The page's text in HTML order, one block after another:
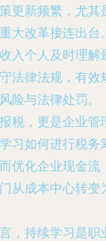
更新频繁，尤其
大改革接连出台
入个人及时理解
法律法规，有效
险与法律处罚。
税，更是企业管
习如何进行税务
优化企业现金流
从成本中心转变
，持续学习是职